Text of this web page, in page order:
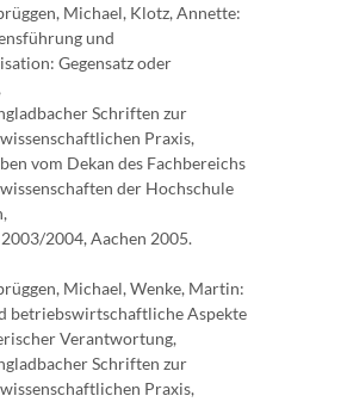
Michael, Klotz, Annette:
und
Gegensatz oder
Schriften zur
Praxis,
vom Dekan des Fachbereichs
der Hochschule
2003/2004, Aachen 2005.
Michael, Wenke, Martin:
betriebswirtschaftliche Aspekte
Verantwortung,
Schriften zur
Praxis,